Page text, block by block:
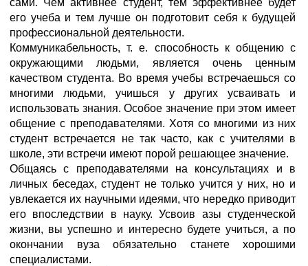
сами. Чем активнее студент, тем эффективнее будет
его учеба и тем лучше он подготовит себя к будущей
профессиональной деятельности.
Коммуникабельность, т. е. способность к общению с
окружающими людьми, является очень ценным
качеством студента. Во время учебы встречаешься со
многими людьми, учишься у других усваивать и
использовать знания. Особое значение при этом имеет
общение с преподавателями. Хотя со многими из них
студент встречается не так часто, как с учителями в
школе, эти встречи имеют порой решающее значение.
Общаясь с преподавателями на консультациях и в
личных беседах, студент не только учится у них, но и
увлекается их научными идеями, что нередко приводит
его впоследствии в науку. Усвоив азы студенческой
жизни, вы успешно и интересно будете учиться, а по
окончании вуза обязательно станете хорошими
специалистами.